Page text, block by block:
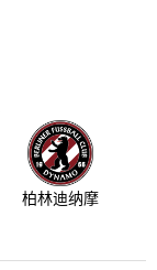
柏林迪纳摩